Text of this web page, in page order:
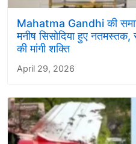
Mahatma Gandhi की
मनीष सिसोदिया हुए नतमस्तक,
की मांगी शक्ति
April 29, 2026